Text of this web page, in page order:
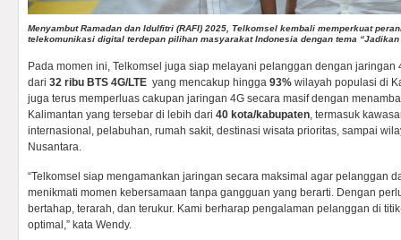
Menyambut Ramadan dan Idulfitri (RAFI) 2025, Telkomsel kembali memperkuat
telekomunikasi digital terdepan pilihan masyarakat Indonesia dengan tema “Jadikan
Pada momen ini, Telkomsel juga siap melayani pelanggan dengan jaringan
dari 32 ribu BTS 4G/LTE yang mencakup hingga 93% wilayah populasi di
juga terus memperluas cakupan jaringan 4G secara masif dengan
Kalimantan yang tersebar di lebih dari 40 kota/kabupaten, termasuk
internasional, pelabuhan, rumah sakit, destinasi wisata prioritas, sampai
Nusantara.
“Telkomsel siap mengamankan jaringan secara maksimal agar pelanggan
menikmati momen kebersamaan tanpa gangguan yang berarti. Dengan
bertahap, terarah, dan terukur. Kami berharap pengalaman pelanggan di
optimal,” kata Wendy.